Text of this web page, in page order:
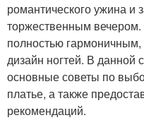
романтического ужина и
торжественным
полностью
дизайн ногтей. В данной
основные советы по
платье, а также
рекомендаций.